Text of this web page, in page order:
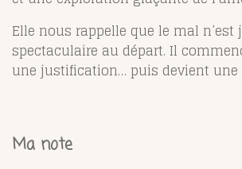
Elle nous rappelle que le mal n’est
spectaculaire au départ. Il
une justification… puis devient une
Ma note